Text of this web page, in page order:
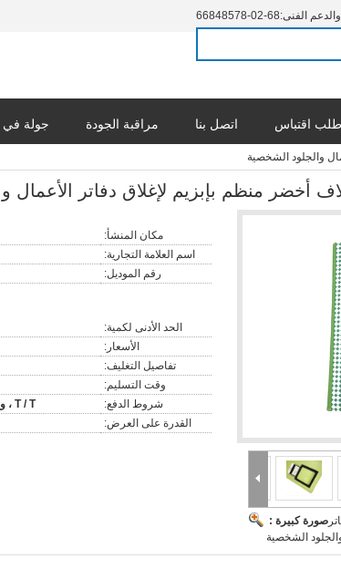
الفنى:86-20-87584866
جولة في مراقبة الجودة اتصل بنا طلب اقتباس
والجلود الشخصية
أخضر منظم بإبزيم لإغلاق دفاتر الأعمال
صورة كبيرة :
الشخصية
مكان المنشأ:
اسم العلامة التجارية:
رقم الموديل:
الحد الأدنى لكمية:
الأسعار:
تفاصيل التغليف:
وقت التسليم:
شروط الدفع:
T / T ، ويسترن يونيون ، باي بال
القدرة على العرض: